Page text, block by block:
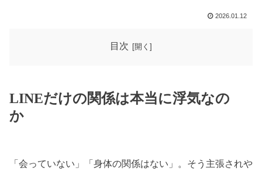
2026.01.12
目次
LINEだけの関係は本当に浮気なの
か
「会っていない」「身体の関係はない」。そう主張されや